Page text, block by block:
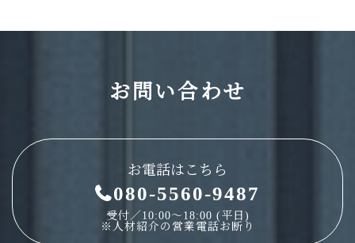
お問い合わせ
お電話はこちら
080-5560-9487
受付／10:00～18:00 (平日)
※人材紹介の営業電話お断り